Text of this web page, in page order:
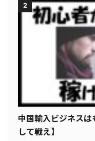
2
中国輸入ビジネス
して戦え】